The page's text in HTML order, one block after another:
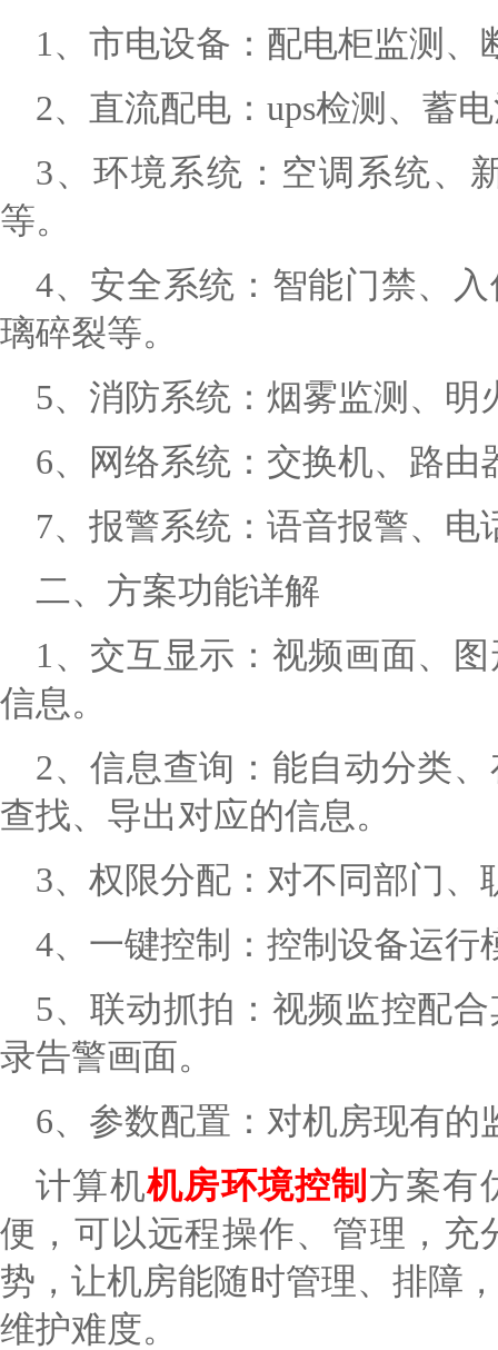
1、市电设备：配电柜监测
2、 直流配电： ups检测、蓄
3、环境系统：空调系统、
等。
4、安全系统：智能门禁、
璃碎裂等。
5、消防系统：烟雾监测、明
6、网络系统：交换机、路
7、 报警系统：语音报警、电
二、方案功能详解
1、交互显示：视频画面、
信息。
2、信息查询：能自动分类
查找、导出对应的信息。
3、权限分配：对不同部门、
4、一键控制：控制设备运行
5、联动抓拍：视频监控配
录告警画面。
6、参数配置：对机房现有
计算机机房环境控制 方案有
便，可以远程操作、管理，
势，让机房能随时管理、排障
维护难度。